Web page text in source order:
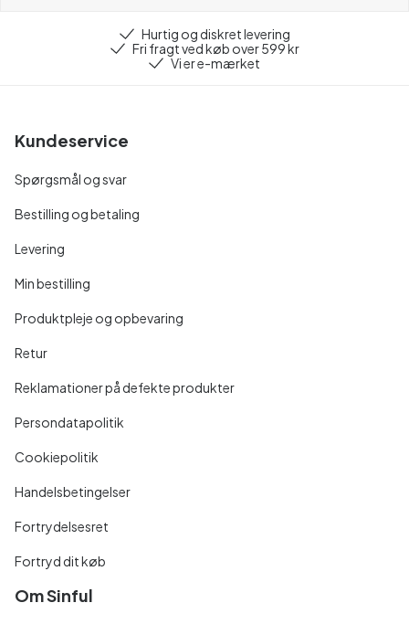
Hurtig og diskret levering
Fri fragt ved køb over 599 kr
Vi er e-mærket
Kundeservice
Spørgsmål og svar
Bestilling og betaling
Levering
Min bestilling
Produktpleje og opbevaring
Retur
Reklamationer på defekte produkter
Persondatapolitik
Cookiepolitik
Handelsbetingelser
Fortrydelsesret
Fortryd dit køb
Om Sinful